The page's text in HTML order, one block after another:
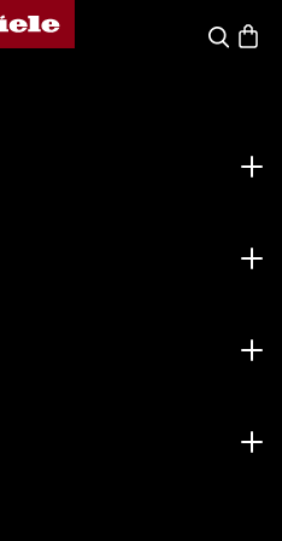
Miele
Search